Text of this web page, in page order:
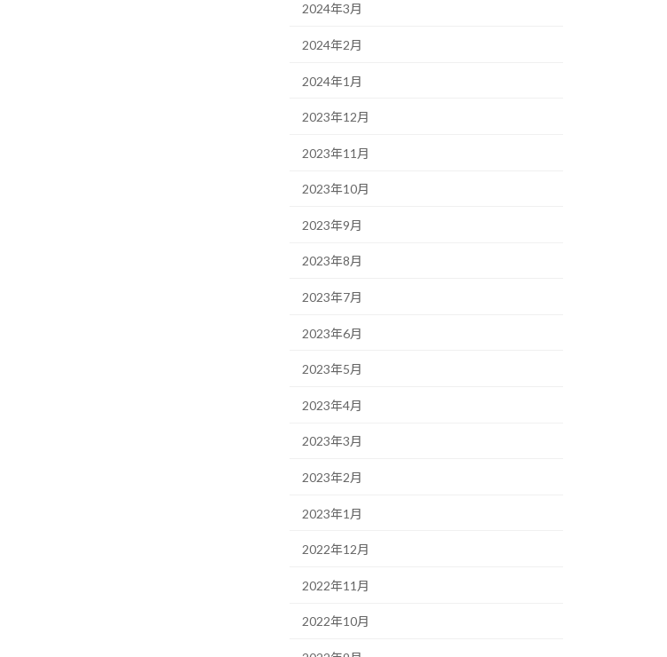
2024年3月
2024年2月
2024年1月
2023年12月
2023年11月
2023年10月
2023年9月
2023年8月
2023年7月
2023年6月
2023年5月
2023年4月
2023年3月
2023年2月
2023年1月
2022年12月
2022年11月
2022年10月